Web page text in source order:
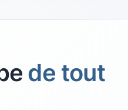
de tout